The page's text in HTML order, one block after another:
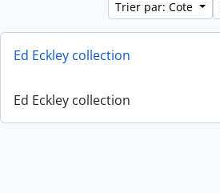
Trier par: Cote
Ed Eckley collection
Ed Eckley collection